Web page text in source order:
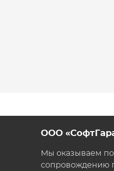
ООО
Мы оказываем
сопровождению